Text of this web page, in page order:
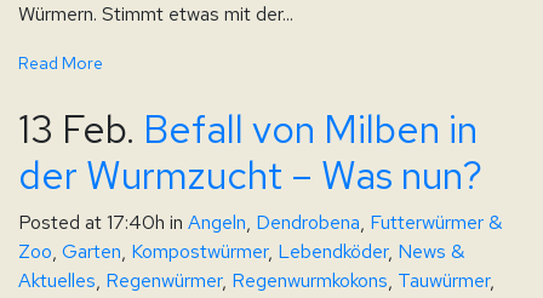
Würmern. Stimmt etwas mit der...
Read More
13 Feb. Befall von Milben in
der Wurmzucht – Was nun?
Posted at 17:40h in Angeln, Dendrobena, Futterwürmer &
Zoo, Garten, Kompostwürmer, Lebendköder, News &
Aktuelles, Regenwürmer, Regenwurmkokons, Tauwürmer,